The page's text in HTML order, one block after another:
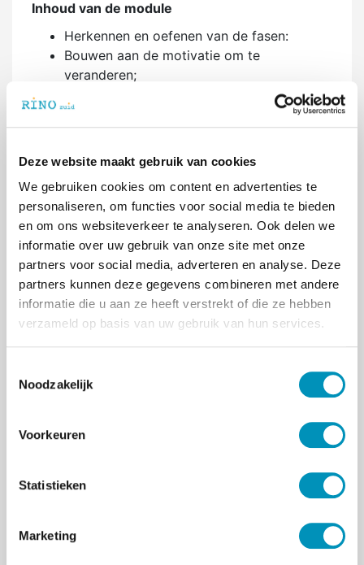
Deze website maakt gebruik van cookies
We gebruiken cookies om content en advertenties te
personaliseren, om functies voor social media te bieden
en om ons websiteverkeer te analyseren. Ook delen we
informatie over uw gebruik van onze site met onze
partners voor social media, adverteren en analyse. Deze
partners kunnen deze gegevens combineren met andere
informatie die u aan ze heeft verstrekt of die ze hebben
verzameld op basis van uw gebruik van hun services.
Noodzakelijk
Voorkeuren
Statistieken
Marketing
Inhoud van de module
Herkennen en oefenen van de fasen:
Bouwen aan de motivatie om te
veranderen;
Reflecteren, Bevestigen, Samenvatten en
adviseren)
De betrokkenheid bij verandering
versterken;
Laveren tussen voorschrijven en laten
zwemmen, Recapituleren (opnieuw
samenvatten)
Samen tot een veranderplan komen op
basis van gezamenlijke besluitvorming en
onderhandeling
Je bent jeugdzorgwerker, gezinsvoogd, POH-
ggz, verpleegkundige of verzorgende.
Doelgroep
‘Zodra je iemand vertelt wat hij moet doen, gaan
de hakken in het zand. Maar wat als je zou